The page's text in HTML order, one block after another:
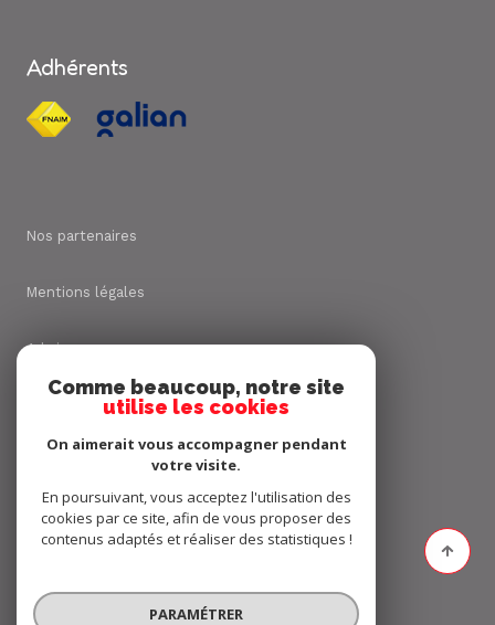
Adhérents
Nos partenaires
Mentions légales
Admin
Nos honoraires
Cookies
© 2026 | Tous droits réservés
Comme beaucoup, notre site
utilise les cookies
On aimerait vous accompagner pendant
votre visite.
En poursuivant, vous acceptez l'utilisation des
cookies par ce site, afin de vous proposer des
contenus adaptés et réaliser des statistiques !
PARAMÉTRER